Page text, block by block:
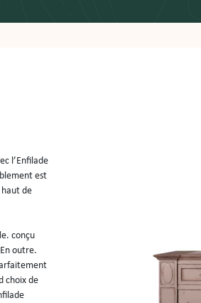
l’Enfilade
est
de
conçu
outre.
choix de